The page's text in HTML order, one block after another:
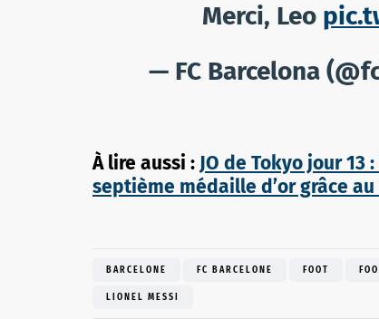
Merci, Leo
— FC Barcelona
À lire aussi : JO de Tokyo jour
septième médaille d’or grâce
BARCELONE FC BARCELONE FOOT
LIONEL MESSI